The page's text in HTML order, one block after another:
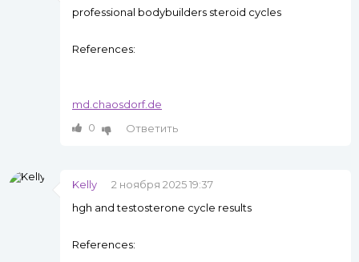
professional bodybuilders steroid cycles
References:
md.chaosdorf.de
0
Ответить
Kelly
2 ноября 2025 19:37
hgh and testosterone cycle results
References: